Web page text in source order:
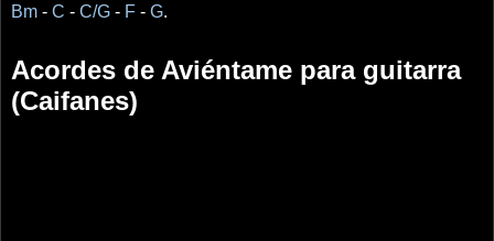
Bm - C - C/G - F - G.
Acordes de Aviéntame para guitarra
(Caifanes)